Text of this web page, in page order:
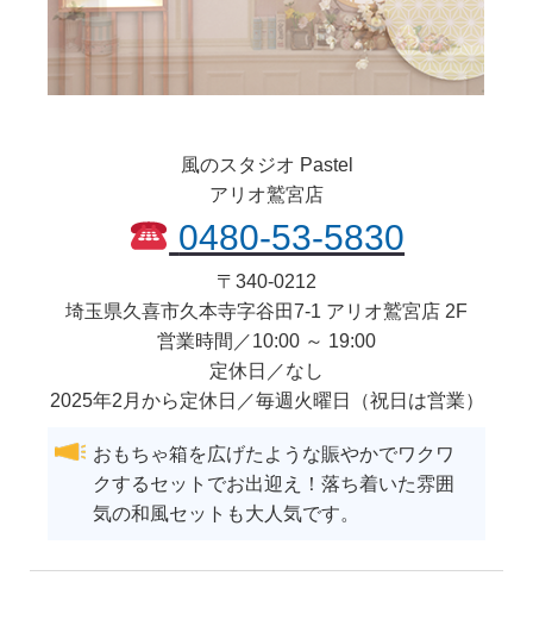
風のスタジオ Pastel
アリオ鷲宮店
0480-53-5830
〒 340-0212
埼玉県久喜市久本寺字谷田7-1 アリオ鷲宮店 2F
営業時間／10:00 ～ 19:00
定休日／なし
2025年2月から定休日／毎週火曜日（祝日は営業）
おもちゃ箱を広げたような賑やかでワクワ
クするセットでお出迎え！落ち着いた雰囲
気の和風セットも大人気です。